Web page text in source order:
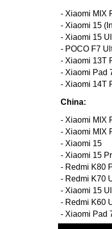
- Xiaomi MIX
- Xiaomi 15
- Xiaomi 15
- POCO F7
- Xiaomi 13T
- Xiaomi Pad
- Xiaomi 14T
China:
- Xiaomi MIX
- Xiaomi MIX
- Xiaomi 15
- Xiaomi 15
- Redmi K80
- Redmi K70
- Xiaomi 15
- Redmi K60
- Xiaomi Pad